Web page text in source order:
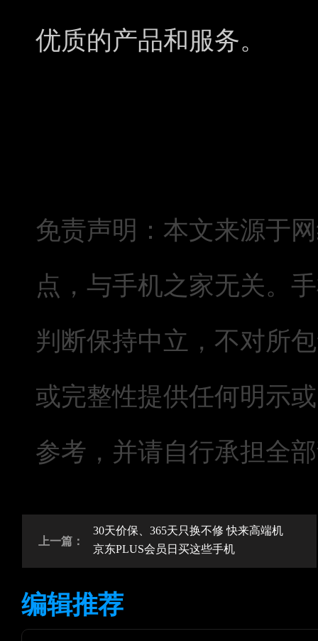
优质的产品和服务。
免责声明：本文来源于
点，与手机之家无关。
判断保持中立，不对所
或完整性提供任何明示
参考，并请自行承担全
上一篇：
30天价保、365天只换不修 快来高端机
京东PLUS会员日买这些手机
编辑推荐